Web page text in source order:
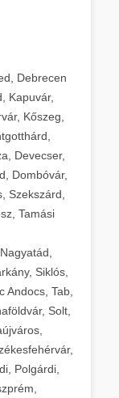
Debrecen
Kapuvár,
Kőszeg,
Devecser,
Dombóvár,
Szekszárd,
Tamási
Siklós,
Andocs, Tab,
Solt,
Polgárdi,